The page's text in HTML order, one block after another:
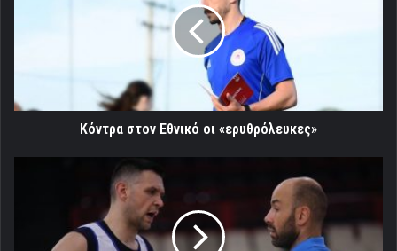
Κόντρα στον Εθνικό οι «ερυθρόλευκες»
Αντετοκούμπο